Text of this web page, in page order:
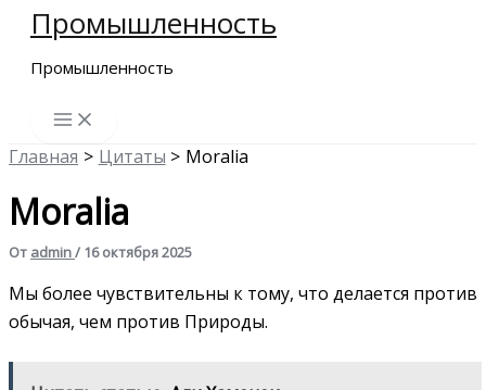
Перейти
содержимому
Промышленность
Промышленность
Главная Цитаты Moralia
Moralia
От admin/ 16 октября 2025
Мы более чувствительны к тому, что делается против
обычая, чем против Природы.